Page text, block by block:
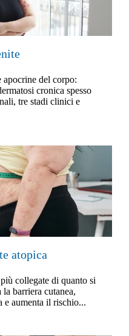
apocrine del corpo:
cronica spesso
tre stadi clinici e
atopica
collegate di quanto si
barriera cutanea,
e aumenta il rischio...